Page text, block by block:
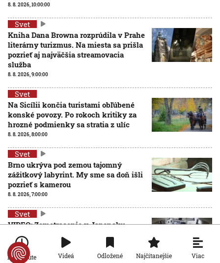
8. 8. 2026, 10:00:00
Svet
Kniha Dana Browna rozprúdila v Prahe
literárny turizmus. Na miesta sa prišla
pozrieť aj najväčšia streamovacia
služba
8. 8. 2026, 9:00:00
Svet
Na Sicílii končia turistami obľúbené
konské povozy. Po rokoch kritiky za
hrozné podmienky sa stratia z ulíc
8. 8. 2026, 8:00:00
Svet
Brno ukrýva pod zemou tajomný
zážitkový labyrint. My sme sa doň išli
pozrieť s kamerou
8. 8. 2026, 7:00:00
Svet
VIDEO: Zemetrasenie v Japonsku
zastihlo lekárov uprostred operácie,
pacienta chránili vlastnými telami
7. 8. 2026, 15:01:59
Po minúte Videá Odložené Najčítanejšie Viac